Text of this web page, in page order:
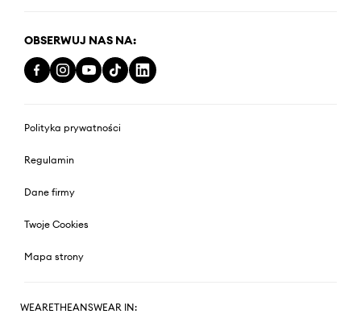
OBSERWUJ NAS NA:
Polityka prywatności
Regulamin
Dane firmy
Twoje Cookies
Mapa strony
WEARETHEANSWEAR IN: